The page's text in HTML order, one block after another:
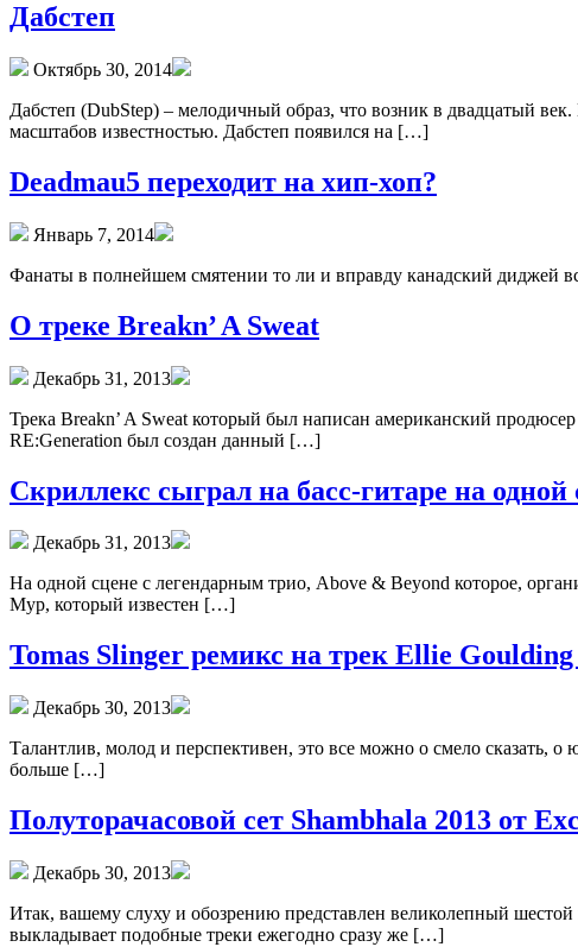
Дабстеп
Октябрь 30, 2014
Дабстеп (DubStep) – мелодичный образ, что возник в двадцатый
масштабов известностью. Дабстеп появился на […]
Deadmau5 переходит на хип-хоп?
Январь 7, 2014
Фанаты в полнейшем смятении то ли и вправду канадский диджей
О треке Breakn’ A Sweat
Декабрь 31, 2013
Трека Breakn’ A Sweat который был написан американский
RE:Generation был создан данный […]
Скриллекс сыграл на басс-гитаре на
Декабрь 31, 2013
На одной сцене с легендарным трио, Above & Beyond которое,
Мур, который известен […]
Tomas Slinger ремикс на трек Ellie
Декабрь 30, 2013
Талантлив, молод и перспективен, это все можно о смело сказать,
больше […]
Полуторачасовой сет Shambhala 2013 от
Декабрь 30, 2013
Итак, вашему слуху и обозрению представлен великолепный шестой
выкладывает подобные треки ежегодно сразу же […]